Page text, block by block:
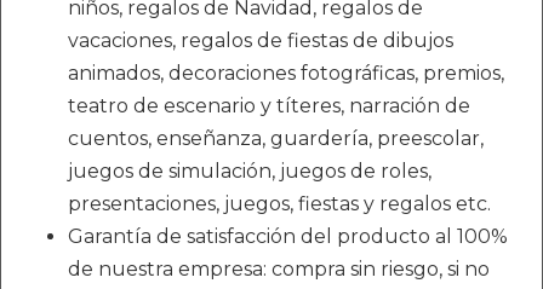
niños, regalos de Navidad, regalos de
vacaciones, regalos de fiestas de dibujos
animados, decoraciones fotográficas, premios,
teatro de escenario y títeres, narración de
cuentos, enseñanza, guardería, preescolar,
juegos de simulación, juegos de roles,
presentaciones, juegos, fiestas y regalos etc.
Garantía de satisfacción del producto al 100%
de nuestra empresa: compra sin riesgo, si no